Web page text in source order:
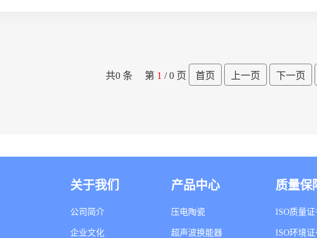
共0 条 第 1 / 0 页
关于我们
公司简介
企业文化
产品中心
压电陶瓷
超声波换能器
质量保
ISO质量证
ISO环境证